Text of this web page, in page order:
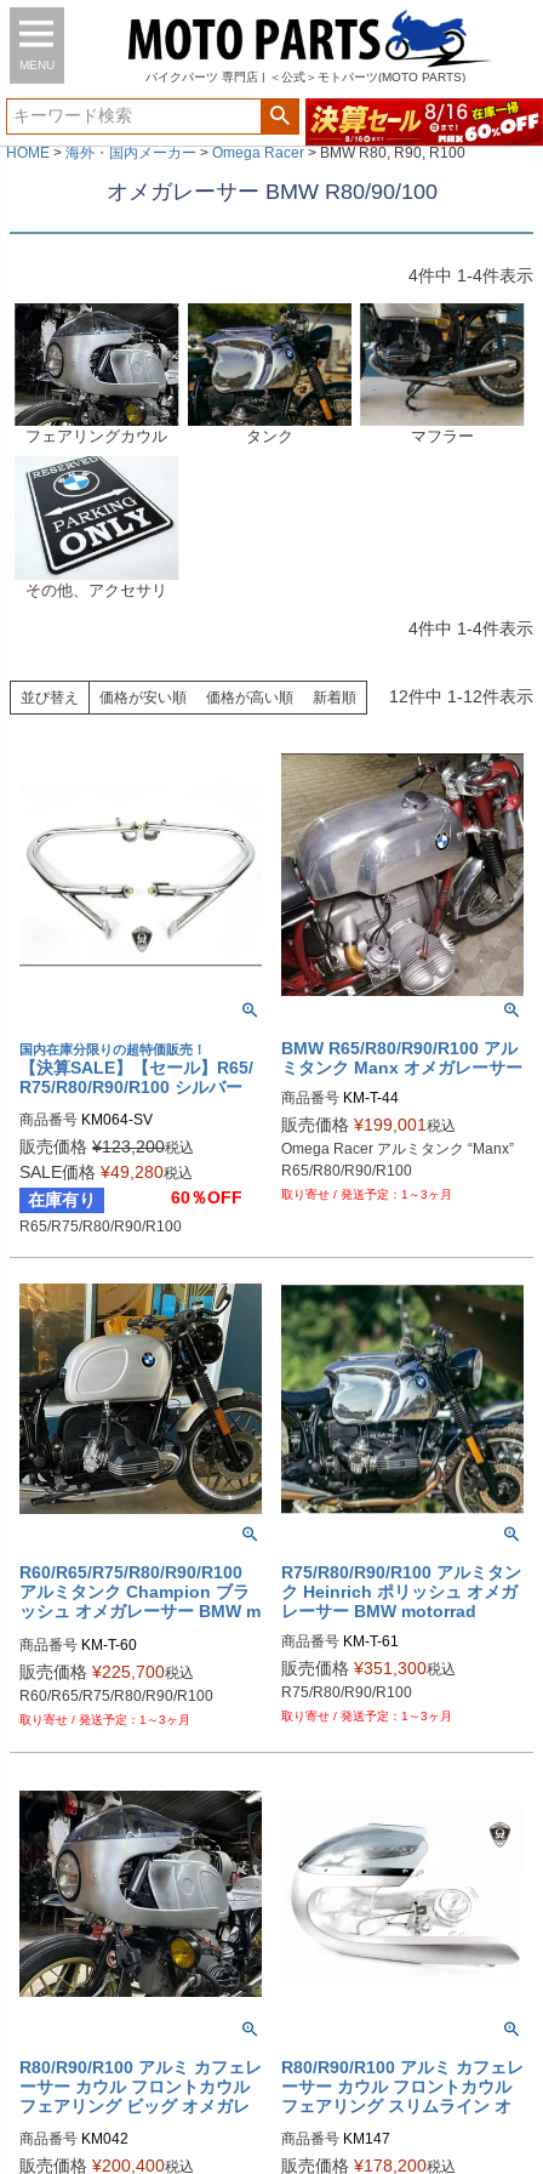
MENU
バイク パーツ 専門店 | ＜公式＞モトパーツ(MOTO PARTS)
HOME 海外・国内メーカー Omega Racer BMW R80, R90, R100
オメガレーサー BMW R80/90/100
4件中 1-4件表示
フェアリングカウル タンク マフラー
その他、アクセサリ
4件中 1-4件表示
並び替え 価格が安い順 価格が高い順 新着順 12件中 1-12件表示
国内在庫分限りの超特価販売！
【決算SALE】【セール】R65/
R75/R80/R90/R100 シルバー
BMW motorrad
商品番号 KM064-SV
BMW R80/R90/R100 - Crash Bars
販売価格 ¥123,200税込
SALE価格 ¥49,280税込
在庫有り 60％OFF
R65/R75/R80/R90/R100
BMW R65/R80/R90/R100 アル
ミタンク Manx オメガレーサー
商品番号 KM-T-44
メーカー品番：KM T.44
BMW R80/R90/R100  Aluminium Tan
k “Manx”
販売価格 ¥199,001 税込
Omega Racer アルミタンク “Manx”
R65/R80/R90/R100
1～3ヶ月
R60/R65/R75/R80/R90/R100
アルミタンク Champion ブラ
ッシュ オメガレーサー BMW m
商品番号 KM-T-60
メーカー品番：KM T.60
BMW R80/R90/R100 - Aluminium Ta
nk "Champion"
販売価格 ¥225,700税込
R60/R65/R75/R80/R90/R100
1～3ヶ月
R75/R80/R90/R100 アルミタン
ク Heinrich ポリッシュ オメガ
レーサー BMW motorrad
商品番号 KM-T-61
メーカー品番：KM T.61
BMW R80/R90/R100 - Aluminium Ta
nk "Heinrich"
販売価格 ¥351,300税込
R75/R80/R90/R100
1～3ヶ月
R80/R90/R100 アルミ カフェレ
ーサー カウル フロントカウル
フェアリング ビッグ オメガレ
商品番号 KM042
BMW R80/R90/R100 - Aluminium Fa
販売価格 ¥200,400税込
R80/R90/R100 アルミ カフェレ
ーサー カウル フロントカウル
フェアリング スリムライン オ
商品番号 KM147
BMW R80/R90/R100 - Aluminium Fa
販売価格 ¥178,200税込